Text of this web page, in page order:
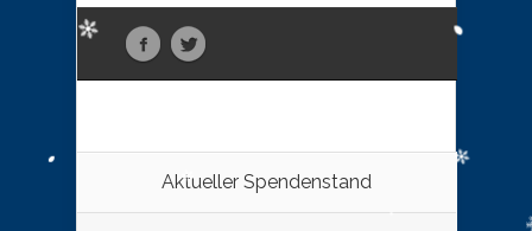
Aktueller Spendenstand